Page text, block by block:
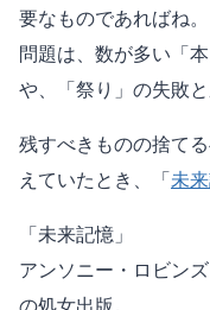
要なものであればね。
問題は、数が多い「
や、「祭り」の失敗
残すべきものの捨て
えていたとき、「未
「未来記憶」
アンソニー・ロビン